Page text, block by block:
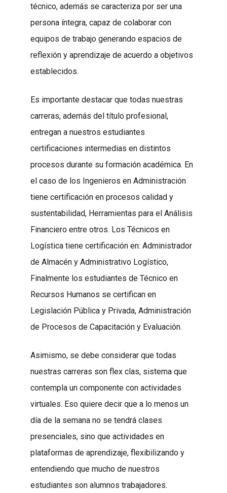
técnico, además se caracteriza por ser una
persona íntegra, capaz de colaborar con
equipos de trabajo generando espacios de
reflexión y aprendizaje de acuerdo a objetivos
establecidos.
Es importante destacar que todas nuestras
carreras, además del título profesional,
entregan a nuestros estudiantes
certificaciones intermedias en distintos
procesos durante su formación académica. En
el caso de los Ingenieros en Administración
tiene certificación en procesos calidad y
sustentabilidad, Herramientas para el Análisis
Financiero entre otros. Los Técnicos en
Logística tiene certificación en: Administrador
de Almacén y Administrativo Logístico,
Finalmente los estudiantes de Técnico en
Recursos Humanos se certifican en
Legislación Pública y Privada, Administración
de Procesos de Capacitación y Evaluación.
Asimismo, se debe considerar que todas
nuestras carreras son flex clas, sistema que
contempla un componente con actividades
virtuales. Eso quiere decir que a lo menos un
día de la semana no se tendrá clases
presenciales, sino que actividades en
plataformas de aprendizaje, flexibilizando y
entendiendo que mucho de nuestros
estudiantes son alumnos trabajadores.